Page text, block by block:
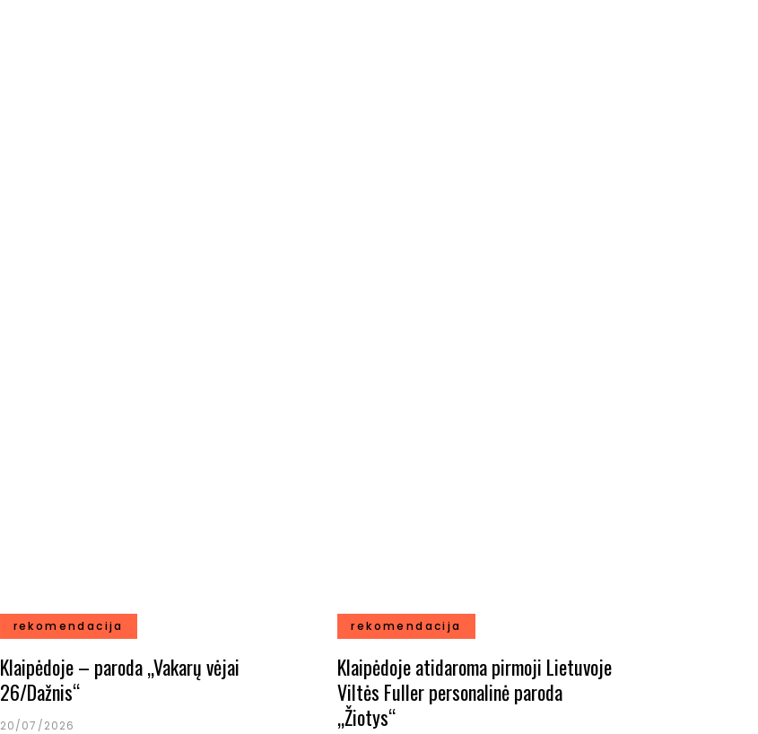
rekomendacija
Klaipėdoje – paroda „Vakarų vėjai
26/Dažnis“
20/07/2026
rekomendacija
Klaipėdoje atidaroma pirmoji Lietuvoje
Viltės Fuller personalinė paroda
„Žiotys“